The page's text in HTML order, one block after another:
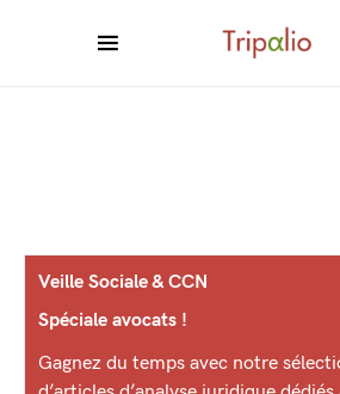
Veille Sociale & CCN
Spéciale avocats !
Gagnez du temps avec notre